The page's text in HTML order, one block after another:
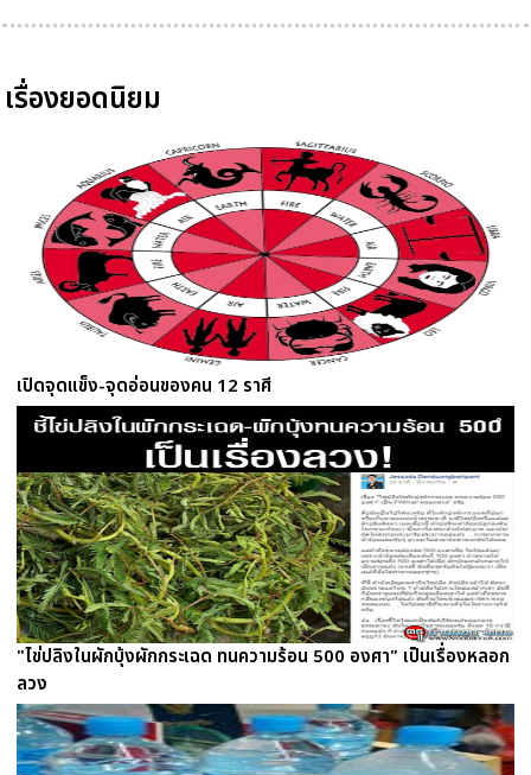
เรื่องยอดนิยม
เปิดจุดแข็ง-จุดอ่อนของคน 12 ราศี
"ไข่ปลิงในผักบุ้งผักกระเฉด ทนความร้อน 500 องศา" เป็นเรื่องหลอก
ลวง